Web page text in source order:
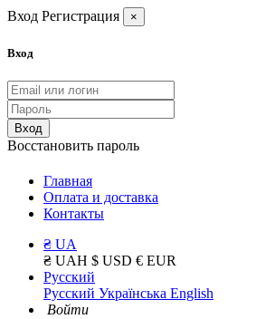
Вход Регистрация ×
Вход
Вход
Восстановить пароль
Главная
Оплата и доставка
Контакты
₴ UA
₴ UAH $ USD € EUR
Русский
Русский Українська English
Войти